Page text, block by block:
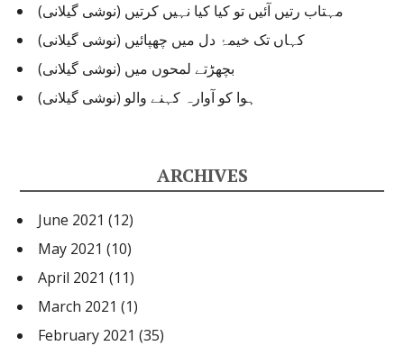
مہتاب رتیں آئیں تو کیا کیا نہیں کرتیں (نوشی گیلانی)
کہاں تک خیمۂ دل میں چھپائیں (نوشی گیلانی)
بچھڑتے لمحوں میں (نوشی گیلانی)
ہوا کو آوارہ کہنے والو (نوشی گیلانی)
ARCHIVES
June 2021 (12)
May 2021 (10)
April 2021 (11)
March 2021 (1)
February 2021 (35)